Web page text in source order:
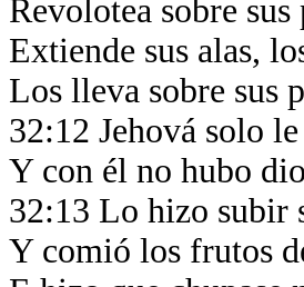
Revolotea sobre sus
Extiende sus alas,
Los lleva sobre sus
32:12 Jehová solo
Y con él no hubo
32:13 Lo hizo subir
Y comió los frutos